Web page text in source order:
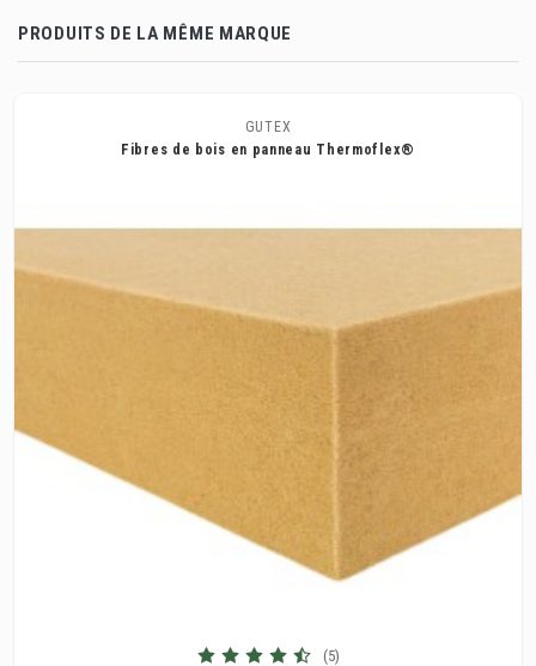
PRODUITS DE LA MÊME MARQUE
GUTEX
Fibres de bois en panneau Thermoflex®
(5)